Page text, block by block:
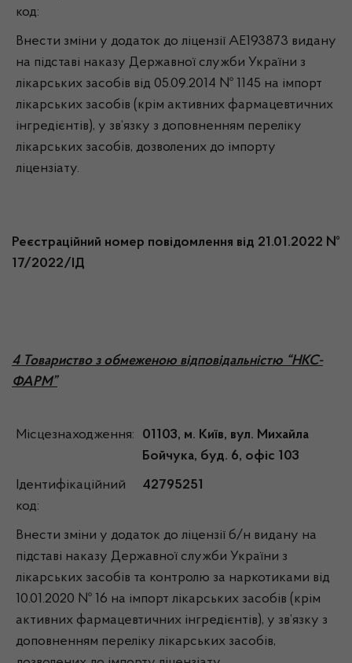
код:
Внести зміни у додаток до ліцензії АЕ193873 видану
на підставі наказу Державної служби України з
лікарських засобів від 05.09.2014 № 1145 на імпорт
лікарських засобів (крім активних фармацевтичних
інгредієнтів), у зв’язку з доповненням переліку
лікарських засобів, дозволених до імпорту
ліцензіату.
Реєстраційний номер повідомлення від 21.01.2022 №
17/2022/ІД
4 Товариство з обмеженою відповідальністю “НКС-
ФАРМ”
Місцезнаходження:
01103, м. Київ, вул. Михайла
Бойчука, буд. 6, офіс 103
Ідентифікаційний
код:
42795251
Внести зміни у додаток до ліцензії б/н видану на
підставі наказу Державної служби України з
лікарських засобів та контролю за наркотиками від
10.01.2020 № 16 на імпорт лікарських засобів (крім
активних фармацевтичних інгредієнтів), у зв’язку з
доповненням переліку лікарських засобів,